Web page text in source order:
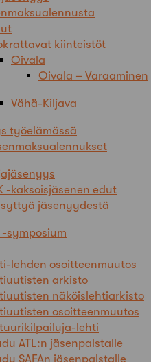
kiinteistöt
Oivala
Oivala – Varaaminen
Vähä-Kiljava
työelämässä
-kaksoisjäsenen edut
jäsenyydestä
symposium
lehden osoitteenmuutos
arkisto
näköislehtiarkisto
osoitteenmuutos
lehti
ATL:n jäsenpalstalle
SAFAn jäsenpalstalle